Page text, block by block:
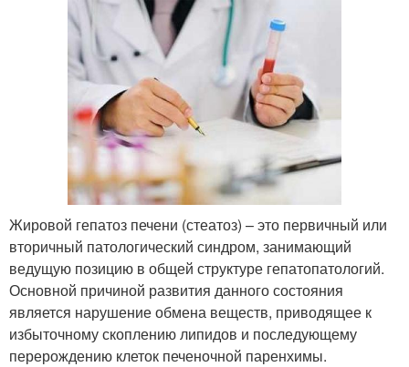
Жировой гепатоз печени (стеатоз) – это первичный или
вторичный патологический синдром, занимающий
ведущую позицию в общей структуре гепатопатологий.
Основной причиной развития данного состояния
является нарушение обмена веществ, приводящее к
избыточному скоплению липидов и последующему
перерождению клеток печеночной паренхимы.